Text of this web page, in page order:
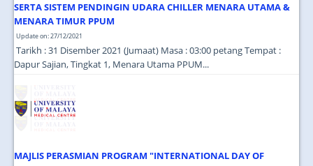
SERTA SISTEM PENDINGIN UDARA CHILLER MENARA UTAMA &
MENARA TIMUR PPUM
Update on: 27/12/2021
Tarikh : 31 Disember 2021 (Jumaat) Masa : 03:00 petang Tempat :
Dapur Sajian, Tingkat 1, Menara Utama PPUM...
MAJLIS PERASMIAN PROGRAM "INTERNATIONAL DAY OF